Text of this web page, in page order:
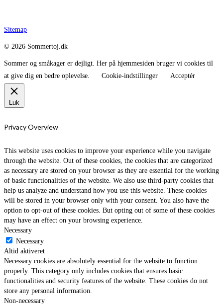
Sitemap
© 2026 Sommertoj.dk
Sommer og småkager er dejligt. Her på hjemmesiden bruger vi cookies til
at give dig en bedre oplevelse.
Cookie-indstillinger Acceptér
Luk
Privacy Overview
This website uses cookies to improve your experience while you navigate
through the website. Out of these cookies, the cookies that are categorized
as necessary are stored on your browser as they are essential for the working
of basic functionalities of the website. We also use third-party cookies that
help us analyze and understand how you use this website. These cookies
will be stored in your browser only with your consent. You also have the
option to opt-out of these cookies. But opting out of some of these cookies
may have an effect on your browsing experience.
Necessary
Necessary
Altid aktiveret
Necessary cookies are absolutely essential for the website to function
properly. This category only includes cookies that ensures basic
functionalities and security features of the website. These cookies do not
store any personal information.
Non-necessary